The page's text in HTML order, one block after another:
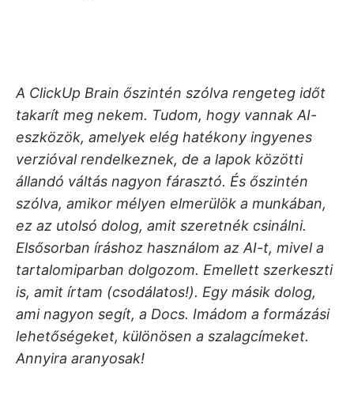
A ClickUp Brain őszintén szólva rengeteg időt
takarít meg nekem. Tudom, hogy vannak AI-
eszközök, amelyek elég hatékony ingyenes
verzióval rendelkeznek, de a lapok közötti
állandó váltás nagyon fárasztó. És őszintén
szólva, amikor mélyen elmerülök a munkában,
ez az utolsó dolog, amit szeretnék csinálni.
Elsősorban íráshoz használom az AI-t, mivel a
tartalomiparban dolgozom. Emellett szerkeszti
is, amit írtam (csodálatos!). Egy másik dolog,
ami nagyon segít, a Docs. Imádom a formázási
lehetőségeket, különösen a szalagcímeket.
Annyira aranyosak!